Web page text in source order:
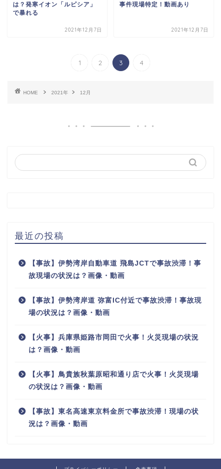
は？発寒イオン「ルピシア」
で暴れる
2021年12月7日
事件現場特定！動画あり
2021年12月7日
1 2 3 4
HOME 2021年 12月
最近の投稿
【事故】伊勢湾岸自動車道 飛島JCTで事故渋滞！事
故現場の状況は？画像・動画
【事故】伊勢湾岸道 弥富IC付近で事故渋滞！事故現
場の状況は？画像・動画
【火事】兵庫県姫路市岡田で火事！火災現場の状況
は？画像・動画
【火事】鳥貴族秋葉原昭和通り店で火事！火災現場
の状況は？画像・動画
【事故】東名高速東京料金所で事故渋滞！現場の状
況は？画像・動画